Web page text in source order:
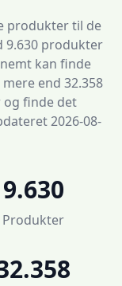
produkter til de
9.630 produkter
kan finde
end 32.358
og finde det
2026-08-
9.630
Produkter